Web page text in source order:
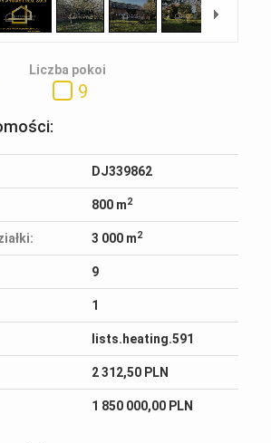
Liczba pokoi
9
DJ339862
800 m2
3 000 m2
9
1
lists.heating.591
2 312,50 PLN
1 850 000,00 PLN